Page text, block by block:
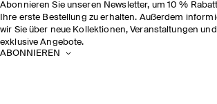
Abonnieren Sie unseren Newsletter, um 10 %
Ihre erste Bestellung zu erhalten. Außerdem
wir Sie über neue Kollektionen, Veranstaltungen und
exklusive Angebote.
ABONNIEREN